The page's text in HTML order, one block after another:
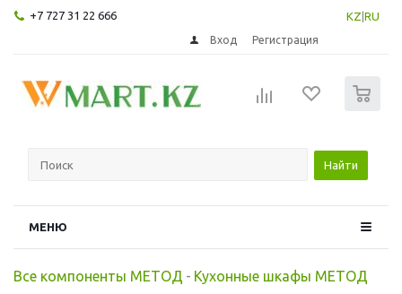
+7 727 31 22 666 KZ RU
Вход Регистрация
Найти
МЕНЮ
Все компоненты МЕТОД - Кухонные шкафы МЕТОД